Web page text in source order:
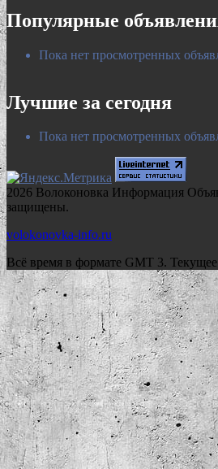
Популярные
Пока нет просмотренных
Лучшие за сегодня
Пока нет просмотренных
2026 Волоконовка Информация
защищены.
volokonovka-info.ru
Всё время в формате GMT 3.